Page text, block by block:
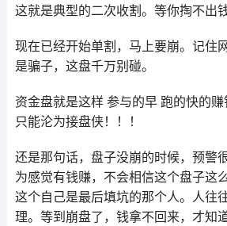
这就是典型的二次收割。等你掏不出
现在已经开始单割，马上要崩。记住
是骗子，这盘千万别碰。
资金盘就是这样 参与的早 跑的快的
只能沦为接盘侠！！！
还是那句话，盘子没崩的时候，预警
为感觉有钱赚，不会相信这个盘子这
这个自己是最后填坑的那个人。人往
理。等到崩盘了，钱拿不回来，才知